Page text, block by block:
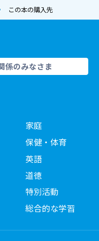
この本の購入先
係のみなさま
家庭
保健・体育
英語
道徳
特別活動
総合的な学習